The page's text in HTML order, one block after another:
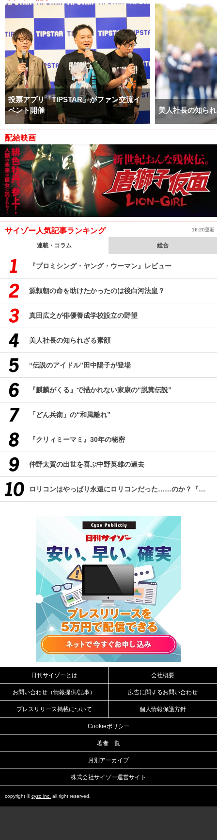
投票アプリ「TIPSTAR」がファン交流イ
ベント開催
美人社長の知ら
配給映画
サイゾー人気記事ランキング 16:20更新
連載・コラム 総合
『プロミシング・ヤング・ウーマン』レビュー
源頼朝の命を助けたかったのは後白河法皇？
真田広之が俳優養成学校設立の野望
美人社長の知られざる素顔
“伝説のアイドル”田中陽子が登場
『麒麟がくる』で描かれない家康の“脱糞伝説”
「どん兵衛」の“和風離れ”
『クリィミーマミ』30年の秘密
仲野太賀の出世を喜ぶ中野英雄の過去
ロリコンはやっぱり永遠にロリコンだった……のか？『改訂版 ロリコン大全集』
日刊サイゾーとは 会社概要
お問い合わせ（情報提供/記事） 広告に関するお問い合わせ
プレスリリース掲載について 個人情報保護方針
Cookieポリシー
著者一覧
月別アーカイブ
株式会社サイゾー運営サイト
copyright ©cyzo inc. all right reserved.